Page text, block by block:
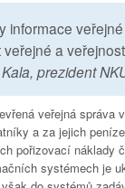
informace
veřejné a
prezident
veřejná správa
a za jejich
pořizovací náklady
systémech je